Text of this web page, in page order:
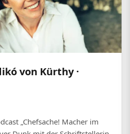
von Kürthy ·
„Chefsache! Macher im